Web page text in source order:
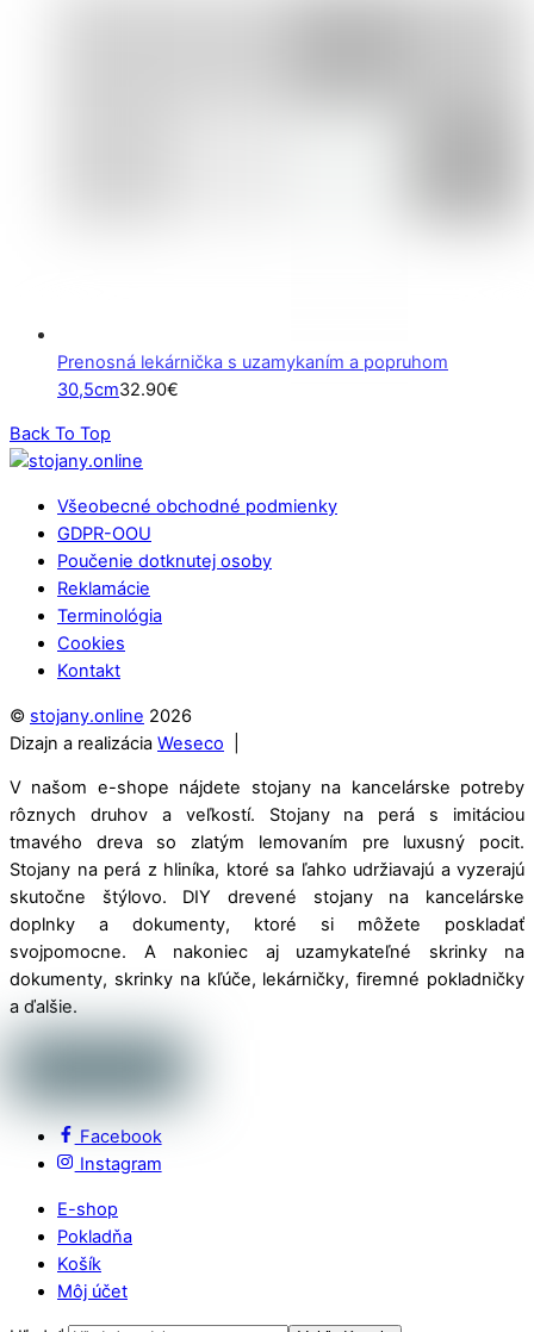
Prenosná lekárnička s uzamykaním a popruhom
30,5cm32.90€
Back To Top
Všeobecné obchodné podmienky
GDPR-OOU
Poučenie dotknutej osoby
Reklamácie
Terminológia
Cookies
Kontakt
© stojany.online 2026
Dizajn a realizácia Weseco
V našom e-shope nájdete stojany na kancelárske potreby
rôznych druhov a veľkostí. Stojany na perá s imitáciou
tmavého dreva so zlatým lemovaním pre luxusný pocit.
Stojany na perá z hliníka, ktoré sa ľahko udržiavajú a vyzerajú
skutočne štýlovo. DIY drevené stojany na kancelárske
doplnky a dokumenty, ktoré si môžete poskladať
svojpomocne. A nakoniec aj uzamykateľné skrinky na
dokumenty, skrinky na kľúče, lekárničky, firemné pokladničky
a ďalšie.
Facebook
Instagram
E-shop
Pokladňa
Košík
Môj účet